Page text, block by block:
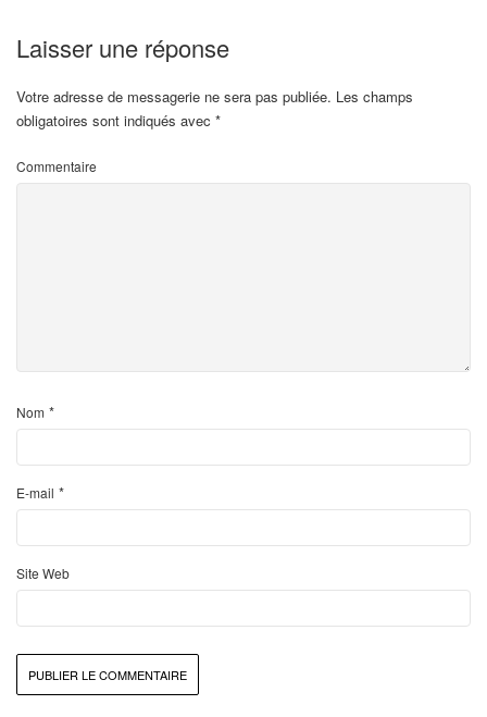
Laisser une réponse
Votre adresse de messagerie ne sera pas publiée. Les champs
obligatoires sont indiqués avec *
Commentaire
Nom *
E-mail *
Site Web